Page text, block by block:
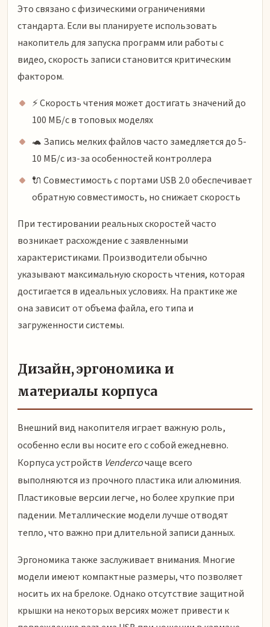
Это связано с физическими ограничениями
стандарта. Если вы планируете использовать
накопитель для запуска программ или работы с
видео, скорость записи становится критическим
фактором.
⚡ Скорость чтения может достигать значений до
100 МБ/с в топовых моделях
🐢 Запись мелких файлов часто замедляется до 5-
10 МБ/с из-за особенностей контроллера
🔌 Совместимость с портами USB 2.0 обеспечивает
обратную совместимость, но снижает скорость
При тестировании реальных скоростей часто
возникает расхождение с заявленными
характеристиками. Производители обычно
указывают максимальную скорость чтения, которая
достигается в идеальных условиях. На практике же
она зависит от объема файла, его типа и
загруженности системы.
Дизайн, эргономика и
материалы корпуса
Внешний вид накопителя играет важную роль,
особенно если вы носите его с собой ежедневно.
Корпуса устройств Vendercoчаще всего
выполняются из прочного пластика или алюминия.
Пластиковые версии легче, но более хрупкие при
падении. Металлические модели лучше отводят
тепло, что важно при длительной записи данных.
Эргономика также заслуживает внимания. Многие
модели имеют компактные размеры, что позволяет
носить их на брелоке. Однако отсутствие защитной
крышки на некоторых версиях может привести к